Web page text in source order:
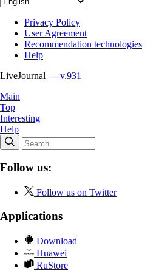
Privacy Policy
User Agreement
Recommendation technologies
Help
LiveJournal — v.931
Main
Top
Interesting
Help
Follow us:
Follow us on Twitter
Applications
Download
Huawei
RuStore